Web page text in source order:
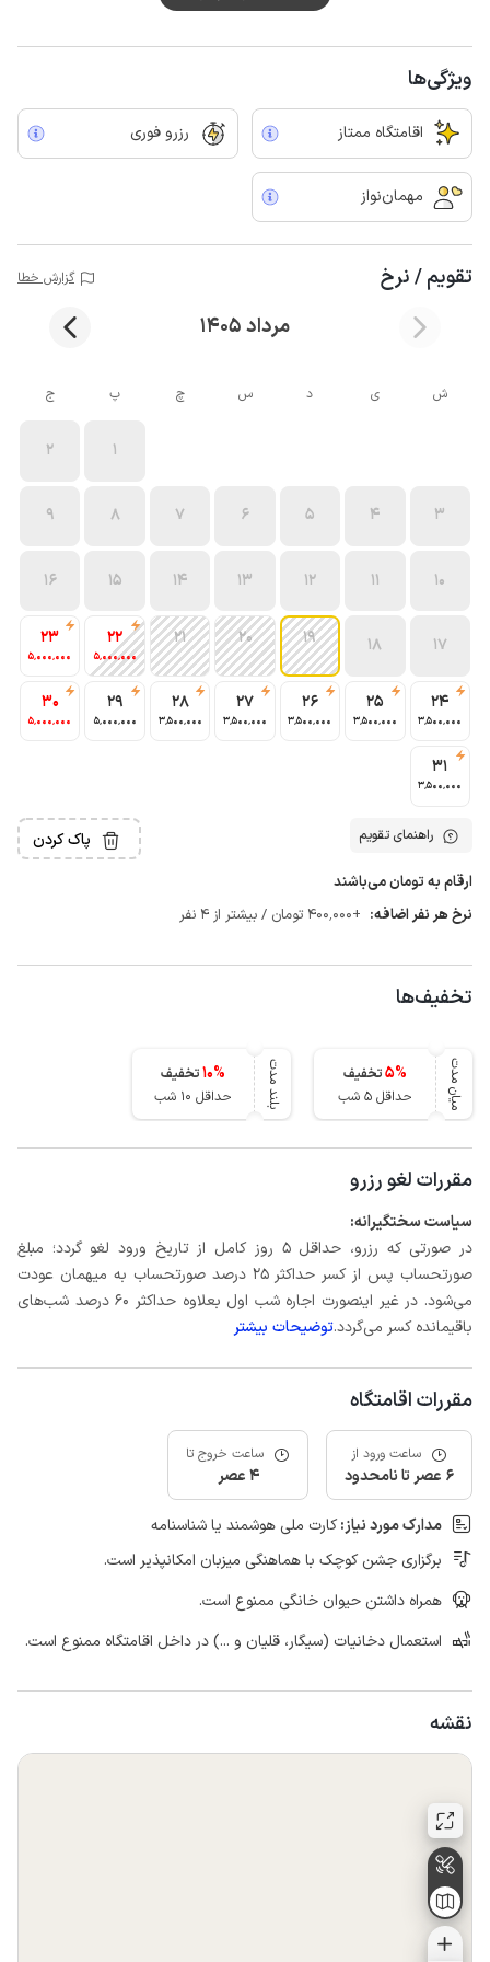
ویژگی‌ها
اقامتگاه ممتاز رزرو فوری
مهمان‌نواز
تقویم / نرخ گزارش خطا
مرداد 1405
ش ی د س چ پ ج
1
2
3
4
5
6
7
8
9
10
11
12
13
14
15
16
17
18
19
20
21
22
5٬000٬000
23
5٬000٬000
24
3٬500٬000
25
3٬500٬000
26
3٬500٬000
27
3٬500٬000
28
3٬500٬000
29
5٬000٬000
30
5٬000٬000
31
3٬500٬000
راهنمای تقویم پاک کردن
ارقام به تومان می‌باشند
نرخ هر نفر اضافه: +400٬000 تومان / بیشتر از 4 نفر
تخفیف‌ها
میان مدت 5%
تخفیف
حداقل 5 شب
بلند مدت 10%
تخفیف
حداقل 10 شب
مقررات لغو رزرو
سیاست سختگیرانه:
در صورتی که رزرو، حداقل 5 روز کامل از تاریخ ورود لغو گردد؛ مبلغ
صورتحساب پس از کسر حداکثر 25 درصد صورتحساب به میهمان عودت
می‌شود. در غیر اینصورت اجاره شب اول بعلاوه حداکثر 60 درصد شب‌های
باقیمانده کسر می‌گردد.توضیحات بیشتر
مقررات اقامتگاه
ساعت ورود از
6 عصر تا نامحدود
ساعت خروج تا
4 عصر
مدارک مورد نیاز:کارت ملی هوشمند یا شناسنامه
برگزاری جشن کوچک با هماهنگی میزبان امکانپذیر است.
همراه داشتن حیوان خانگی ممنوع است.
استعمال دخانیات (سیگار، قلیان و ...) در داخل اقامتگاه ممنوع است.
نقشه